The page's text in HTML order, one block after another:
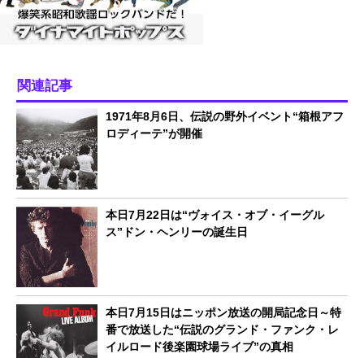
関連記事
1971年8月6日、伝説の野外イベント“箱根アフ
ロディーテ”が開催
本日7月22日は“ヴォイス・オブ・イーグル
ス”ドン・ヘンリーの誕生日
本日7月15日はニッポン放送の開局記念日～特
番で放送した“伝説のグランド・ファンク・レ
イルロード後楽園球場ライブ”の真相